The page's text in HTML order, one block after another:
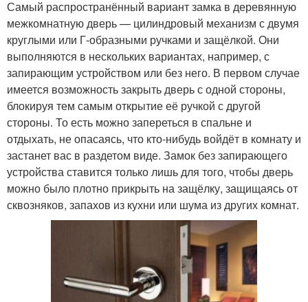
Самый распространённый вариант замка в деревянную
межкомнатную дверь — цилиндровый механизм с двумя
круглыми или Г-образными ручками и защёлкой. Они
выполняются в нескольких вариантах, например, с
запирающим устройством или без него. В первом случае
имеется возможность закрыть дверь с одной стороны,
блокируя тем самым открытие её ручкой с другой
стороны. То есть можно запереться в спальне и
отдыхать, не опасаясь, что кто-нибудь войдёт в комнату и
застанет вас в раздетом виде. Замок без запирающего
устройства ставится только лишь для того, чтобы дверь
можно было плотно прикрыть на защёлку, защищаясь от
сквозняков, запахов из кухни или шума из других комнат.